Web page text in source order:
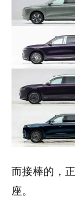
而接棒的，
座。